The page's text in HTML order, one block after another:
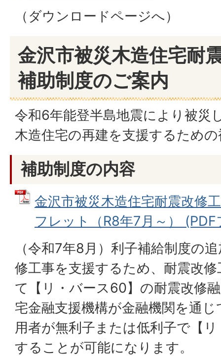
（ダウンロードページへ）
金沢市被災木造住宅耐
補助制度のご案内
令和6年能登半島地震により被災
木造住宅の再建を支援するため
補助制度の内容
金沢市被災木造住宅耐震改修
フレット（R8年7月～）
（令和7年8月）利子補給制度の
修工事を支援するため、耐震改
て【リ・バース60】の耐震改修
宅金融支援機構が金融機関を通
用者が無利子または低利子で【
することが可能になります。